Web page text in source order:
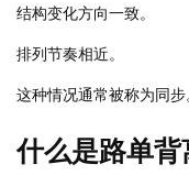
结构变化方向一致。
排列节奏相近。
这种情况通常被称为同步
什么是路单背